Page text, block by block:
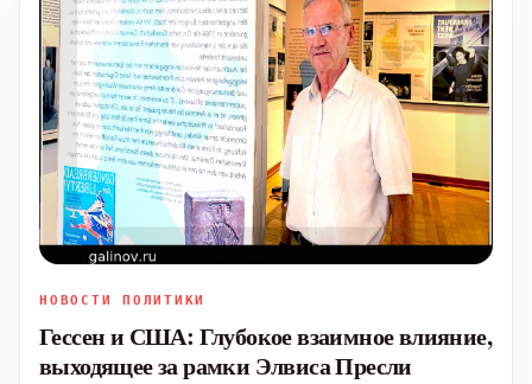
НОВОСТИ ПОЛИТИКИ
Гессен и США: Глубокое взаимное влияние,
выходящее за рамки Элвиса Пресли